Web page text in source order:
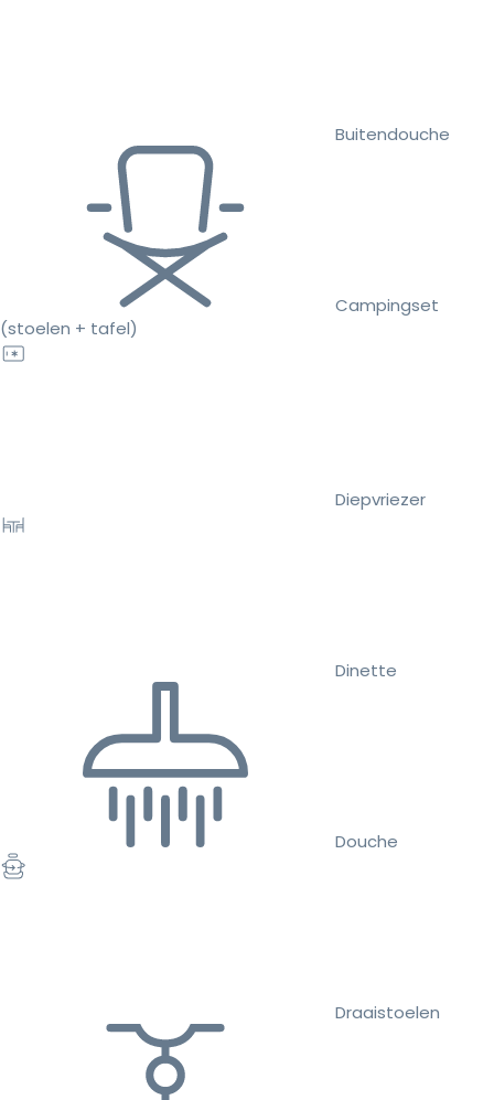
Buitendouche
Campingset
(stoelen + tafel)
Diepvriezer
Dinette
Douche
Draaistoelen